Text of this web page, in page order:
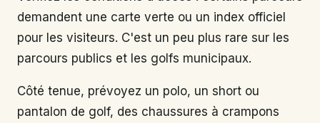
demandent une carte verte ou un index officiel
pour les visiteurs. C'est un peu plus rare sur les
parcours publics et les golfs municipaux.
Côté tenue, prévoyez un polo, un short ou
pantalon de golf, des chaussures à crampons